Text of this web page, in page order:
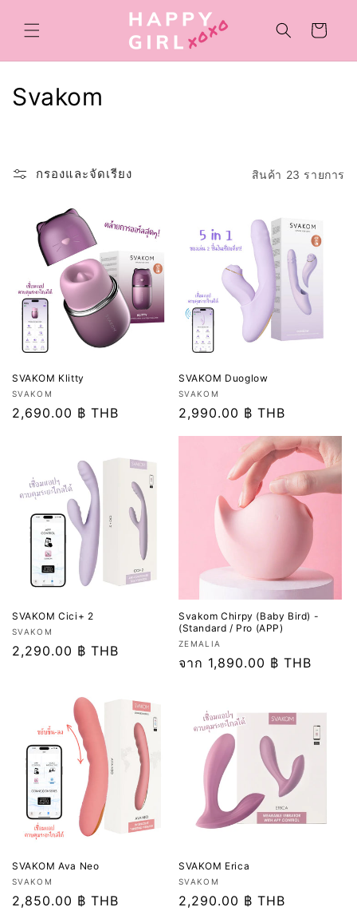
เนื้อหา
สินค้า
ค
ชั
น
Svakom
กรองและจัดเรียง สินค้า 23 รายการ
SVAKOM Klitty
เวน
เด
SVAKOM
ราคา
2,690.00 ฿ THB
SVAKOM Duoglow
เวน
เด
SVAKOM
ราคา
ปกติ
2,990.00 ฿ THB
SVAKOM Cici+ 2
เวน
เด
SVAKOM
ราคา
2,290.00 ฿ THB
Svakom Chirpy (Baby Bird) -
(Standard / Pro (APP)
เวน
เด
ZEMALIA
ราคา
จาก 1,890.00 ฿ THB
SVAKOM Ava Neo
เวน
เด
SVAKOM
ราคา
2,850.00 ฿ THB
SVAKOM Erica
เวน
เด
SVAKOM
ราคา
2,290.00 ฿ THB